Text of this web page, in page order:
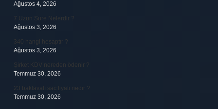
Ağustos 4, 2026
7 Uzun Sure Nelerdir ?
Ağustos 3, 2026
340 hangi hesaptır ?
Ağustos 3, 2026
Şirket KDV nereden ödenir ?
Temmuz 30, 2026
23 baklavalı sac fiyatı nedir ?
Temmuz 30, 2026